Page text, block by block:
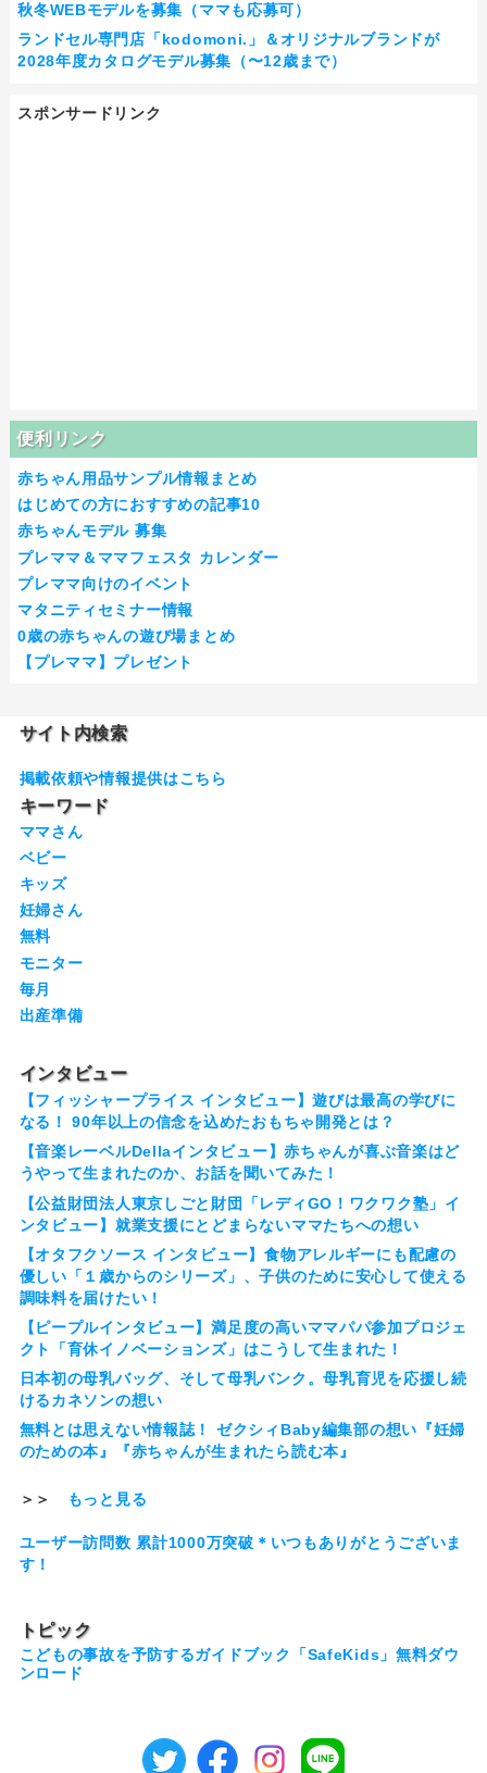
秋冬WEBモデルを募集（ママも応募可）
ランドセル専門店「kodomoni.」＆オリジナルブランドが
2028年度カタログモデル募集（〜12歳まで）
スポンサードリンク
便利リンク
赤ちゃん用品サンプル情報まとめ
はじめての方におすすめの記事10
赤ちゃんモデル 募集
プレママ＆ママフェスタ カレンダー
プレママ向けのイベント
マタニティセミナー情報
0歳の赤ちゃんの遊び場まとめ
【プレママ】プレゼント
サイト内検索
掲載依頼や情報提供はこちら
キーワード
ママさん
ベビー
キッズ
妊婦さん
無料
モニター
毎月
出産準備
インタビュー
【フィッシャープライス インタビュー】遊びは最高の学びに
なる！ 90年以上の信念を込めたおもちゃ開発とは？
【音楽レーベルDellaインタビュー】赤ちゃんが喜ぶ音楽はど
うやって生まれたのか、お話を聞いてみた！
【公益財団法人東京しごと財団「レディGO！ワクワク塾」イ
ンタビュー】就業支援にとどまらないママたちへの想い
【オタフクソース インタビュー】食物アレルギーにも配慮の
優しい「１歳からのシリーズ」、子供のために安心して使える
調味料を届けたい！
【ピープルインタビュー】満足度の高いママパパ参加プロジェ
クト「育休イノベーションズ」はこうして生まれた！
日本初の母乳バッグ、そして母乳バンク。母乳育児を応援し続
けるカネソンの想い
無料とは思えない情報誌！ ゼクシィBaby編集部の想い『妊婦
のための本』『赤ちゃんが生まれたら読む本』
＞＞ もっと見る
ユーザー訪問数 累計1000万突破＊いつもありがとうございま
す！
トピック
こどもの事故を予防するガイドブック「SafeKids」無料ダウ
ンロード